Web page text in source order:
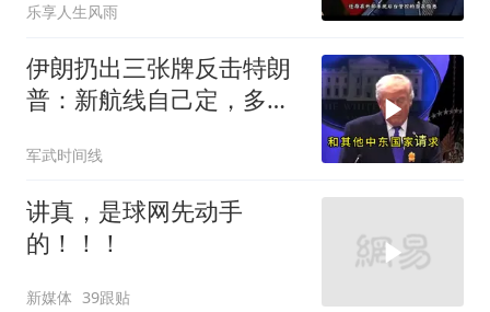
乐享人生风雨
伊朗扔出三张牌反击特朗
普：新航线自己定，多国
前状态
军武时间线
讲真，是球网先动手
的！！！
新媒体 39跟贴